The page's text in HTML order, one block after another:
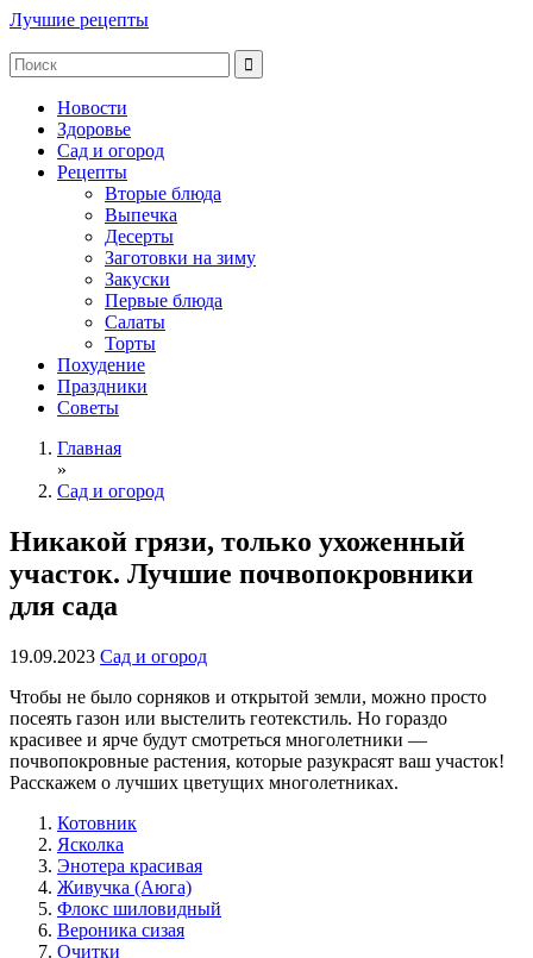
Лучшие рецепты
Новости
Здоровье
Сад и огород
Рецепты
Вторые блюда
Выпечка
Десерты
Заготовки на зиму
Закуски
Первые блюда
Салаты
Торты
Похудение
Праздники
Советы
Главная
»
Сад и огород
Никакой грязи, только ухоженный
участок. Лучшие почвопокровники
для сада
19.09.2023 Сад и огород
Чтобы не было сорняков и открытой земли, можно просто
посеять газон или выстелить геотекстиль. Но гораздо
красивее и ярче будут смотреться многолетники —
почвопокровные растения, которые разукрасят ваш участок!
Расскажем о лучших цветущих многолетниках.
Котовник
Ясколка
Энотера красивая
Живучка (Аюга)
Флокс шиловидный
Вероника сизая
Очитки